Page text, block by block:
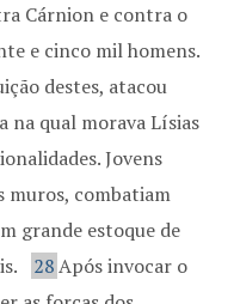
Cárnion e contra o
e cinco mil homens.
destes, atacou
na qual morava Lísias
Jovens
muros, combatiam
grande estoque de
28Após invocar o